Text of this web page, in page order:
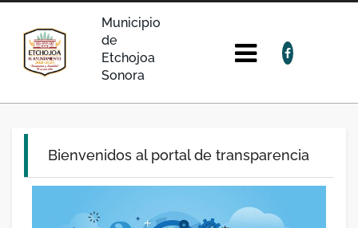
Municipio
de
Etchojoa
Sonora
Bienvenidos al portal de transparencia